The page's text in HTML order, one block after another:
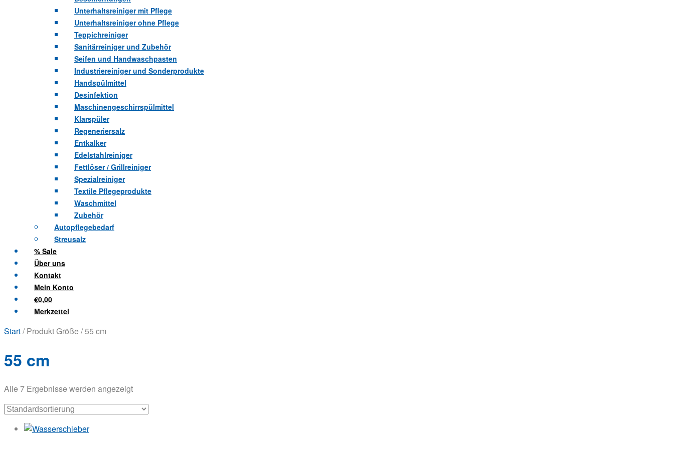
Unterhaltsreiniger mit Pflege
Unterhaltsreiniger ohne Pflege
Teppichreiniger
Sanitärreiniger und Zubehör
Seifen und Handwaschpasten
Industriereiniger und Sonderprodukte
Handspülmittel
Desinfektion
Maschinengeschirrspülmittel
Klarspüler
Regeneriersalz
Entkalker
Edelstahlreiniger
Fettlöser / Grillreiniger
Spezialreiniger
Textile Pflegeprodukte
Waschmittel
Zubehör
Autopflegebedarf
Streusalz
% Sale
Über uns
Kontakt
Mein Konto
€0,00
Merkzettel
Start/ Produkt Größe / 55 cm
55 cm
Alle 7 Ergebnisse werden angezeigt